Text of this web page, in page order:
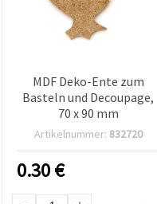
MDF Deko-Ente zum
Basteln und Decoupage,
70 x 90 mm
Artikelnummer: 832720
0.30€